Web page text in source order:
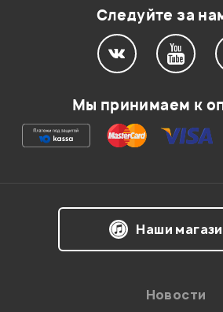
Ваша оценка:
Следуйте за
Мы принимаем к
Наши
Новости